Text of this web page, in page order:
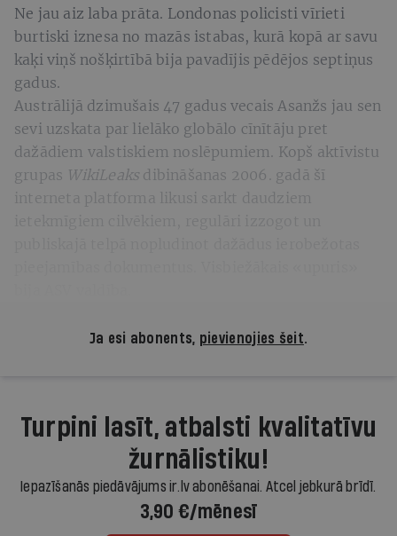
Ne jau aiz laba prāta. Londonas policisti vīrieti
burtiski iznesa no mazās istabas, kurā kopā ar savu
kaķi viņš nošķirtībā bija pavadījis pēdējos septiņus
gadus.
Austrālijā dzimušais 47 gadus vecais Asanžs jau sen
sevi uzskata par lielāko globālo cīnītāju pret
dažādiem valstiskiem noslēpumiem. Kopš aktīvistu
grupas WikiLeaks dibināšanas 2006. gadā šī
interneta platforma likusi sarkt daudziem
Ja esi abonents, pievienojies šeit.
Turpini lasīt, atbalsti kvalitatīvu
žurnālistiku!
Iepazīšanās piedāvājums ir.lv abonēšanai. Atcel jebkurā brīdī.
3,90 €/mēnesī